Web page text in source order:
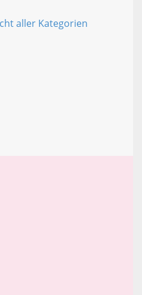
aller Kategorien